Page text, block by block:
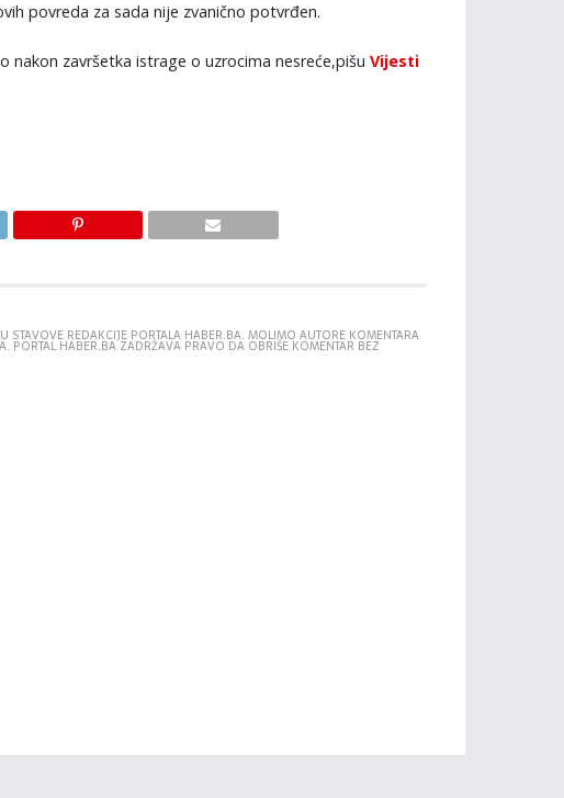
povreda za sada nije zvanično potvrđen.
završetka istrage o uzrocima nesreće,pišu Vijesti
REDAKCIJE PORTALA HABER.BA. MOLIMO AUTORE KOMENTARA
HABER.BA ZADRŽAVA PRAVO DA OBRIŠE KOMENTAR BEZ